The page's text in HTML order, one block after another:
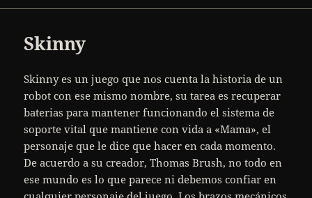
Skinny
Skinny es un juego que nos cuenta la historia de un
robot con ese mismo nombre, su tarea es recuperar
baterias para mantener funcionando el sistema de
soporte vital que mantiene con vida a «Mama», el
personaje que le dice que hacer en cada momento.
De acuerdo a su creador, Thomas Brush, no todo en
ese mundo es lo que parece ni debemos confiar en